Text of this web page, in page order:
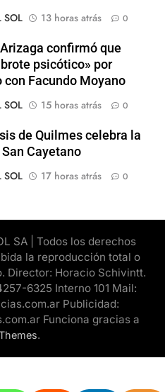
SOL
13 horas atrás 0
confirmó que
psicótico» por
con Facundo Moyano
SOL
15 horas atrás 0
de Quilmes celebra la
Cayetano
SOL
17 horas atrás 0
SA | Todos los derechos
la reproducción total o
Director: Horacio Schivintt.
6325 Interno 101 Mail:
Publicidad:
Funciona gracias a
.